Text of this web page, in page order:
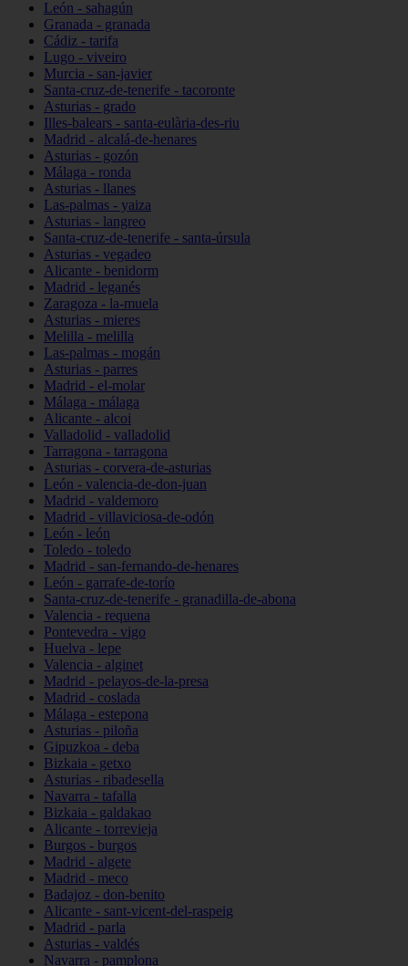
León - sahagún
Granada - granada
Cádiz - tarifa
Lugo - viveiro
Murcia - san-javier
Santa-cruz-de-tenerife - tacoronte
Asturias - grado
Illes-balears - santa-eulària-des-riu
Madrid - alcalá-de-henares
Asturias - gozón
Málaga - ronda
Asturias - llanes
Las-palmas - yaiza
Asturias - langreo
Santa-cruz-de-tenerife - santa-úrsula
Asturias - vegadeo
Alicante - benidorm
Madrid - leganés
Zaragoza - la-muela
Asturias - mieres
Melilla - melilla
Las-palmas - mogán
Asturias - parres
Madrid - el-molar
Málaga - málaga
Alicante - alcoi
Valladolid - valladolid
Tarragona - tarragona
Asturias - corvera-de-asturias
León - valencia-de-don-juan
Madrid - valdemoro
Madrid - villaviciosa-de-odón
León - león
Toledo - toledo
Madrid - san-fernando-de-henares
León - garrafe-de-torío
Santa-cruz-de-tenerife - granadilla-de-abona
Valencia - requena
Pontevedra - vigo
Huelva - lepe
Valencia - alginet
Madrid - pelayos-de-la-presa
Madrid - coslada
Málaga - estepona
Asturias - piloña
Gipuzkoa - deba
Bizkaia - getxo
Asturias - ribadesella
Navarra - tafalla
Bizkaia - galdakao
Alicante - torrevieja
Burgos - burgos
Madrid - algete
Madrid - meco
Badajoz - don-benito
Alicante - sant-vicent-del-raspeig
Madrid - parla
Asturias - valdés
Navarra - pamplona